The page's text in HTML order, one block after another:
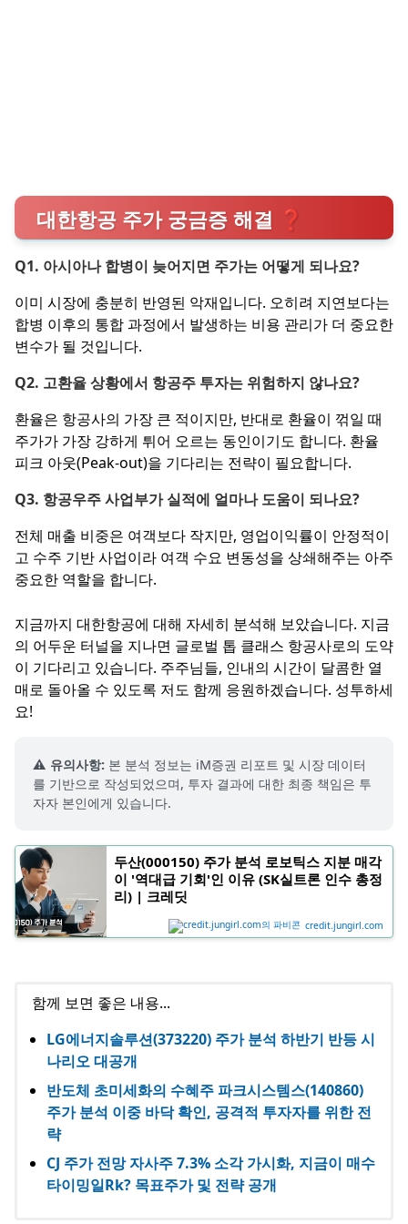
대한항공 주가 궁금증 해결 ❓
Q1. 아시아나 합병이 늦어지면 주가는 어떻게 되나요?
이미 시장에 충분히 반영된 악재입니다. 오히려 지연보다는
합병 이후의 통합 과정에서 발생하는 비용 관리가 더 중요한
변수가 될 것입니다.
Q2. 고환율 상황에서 항공주 투자는 위험하지 않나요?
환율은 항공사의 가장 큰 적이지만, 반대로 환율이 꺾일 때
주가가 가장 강하게 튀어 오르는 동인이기도 합니다. 환율
피크 아웃(Peak-out)을 기다리는 전략이 필요합니다.
Q3. 항공우주 사업부가 실적에 얼마나 도움이 되나요?
전체 매출 비중은 여객보다 작지만, 영업이익률이 안정적이
고 수주 기반 사업이라 여객 수요 변동성을 상쇄해주는 아주
중요한 역할을 합니다.
지금까지 대한항공에 대해 자세히 분석해 보았습니다. 지금
의 어두운 터널을 지나면 글로벌 톱 클래스 항공사로의 도약
이 기다리고 있습니다. 주주님들, 인내의 시간이 달콤한 열
매로 돌아올 수 있도록 저도 함께 응원하겠습니다. 성투하세
요!
⚠️ 유의사항: 본 분석 정보는 iM증권 리포트 및 시장 데이터
를 기반으로 작성되었으며, 투자 결과에 대한 최종 책임은 투
자자 본인에게 있습니다.
두산(000150) 주가 분석 로보틱스 지분 매각
이 '역대급 기회'인 이유 (SK실트론 인수 총정
리) | 크레딧
credit.jungirl.com
함께 보면 좋은 내용...
LG에너지솔루션(373220) 주가 분석 하반기 반등 시
나리오 대공개
반도체 초미세화의 수혜주 파크시스템스(140860)
주가 분석 이중 바닥 확인, 공격적 투자자를 위한 전
략
CJ 주가 전망 자사주 7.3% 소각 가시화, 지금이 매수
타이밍일Rk? 목표주가 및 전략 공개